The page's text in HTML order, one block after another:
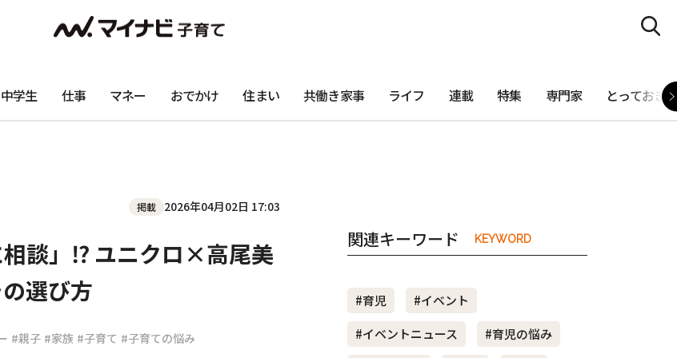
中学生 仕事 マネー おでかけ 住まい 共働き家事 ライフ 連載 特集 専門家 とっておき
掲載 2026年04月02日 17:03
談」⁉ ユニクロ×高尾美
選び方
#親子 #家族 #子育て #子育ての悩み
関連キーワード KEYWORD
#育児
#イベント
#イベントニュース
#育児の悩み